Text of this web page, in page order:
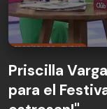
Priscilla
para el